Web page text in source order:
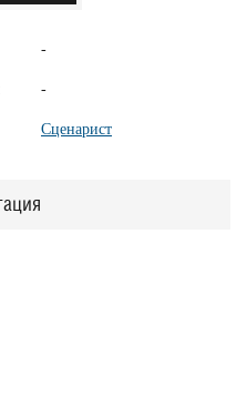
-
-
Сценарист